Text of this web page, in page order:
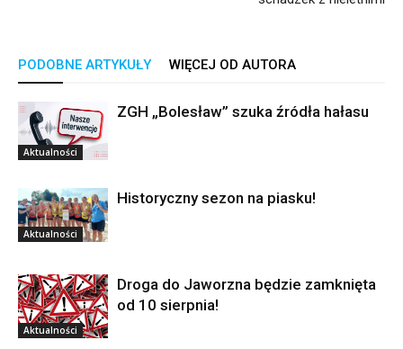
PODOBNE ARTYKUŁY WIĘCEJ OD AUTORA
Aktualności
ZGH „Bolesław” szuka źródła hałasu
Aktualności
Historyczny sezon na piasku!
Aktualności
Droga do Jaworzna będzie zamknięta
od 10 sierpnia!